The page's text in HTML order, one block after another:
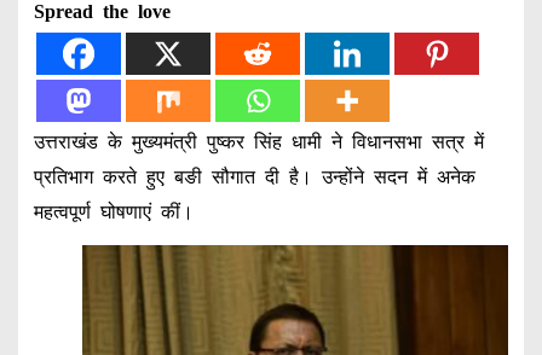
Spread the love
उत्तराखंड के मुख्यमंत्री पुष्कर सिंह धामी ने विधानसभा सत्र में
प्रतिभाग करते हुए बङी सौगात दी है। उन्होंने सदन में अनेक
महत्वपूर्ण घोषणाएं कीं।